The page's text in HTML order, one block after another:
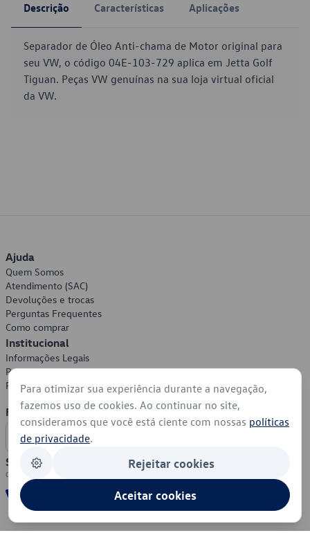
Descrição Características Aplicações
Separador de Óleo Anti-chama de Motor original para
seu VW, o código 04E-103-729 aplica em Jetta Golf
Tiguan. Peças VW genuínas na sua loja virtual oficial
da VW.
Ajuda
Quem Somos
Atendimento (SAC)
Devoluções e trocas
Perguntas Frequentes
Como comprar
Institucional
Informações Legais
Política de Privacidade
Política de Cookies
Formas de Pagamento
Segurança
Para otimizar sua experiência durante a navegação,
fazemos uso de cookies. Ao continuar no site,
consideramos que você está ciente com nossas políticas
de privacidade.
Rejeitar cookies
Aceitar cookies